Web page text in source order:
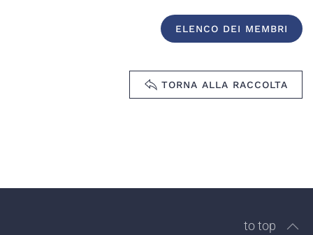
ELENCO DEI MEMBRI
TORNA ALLA RACCOLTA
to top